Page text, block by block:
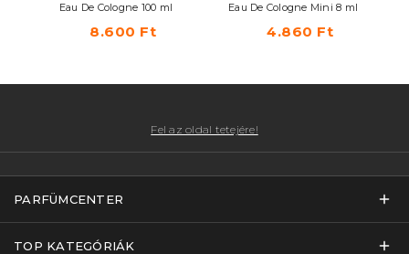
Eau De Cologne 100 ml
8.600 Ft
Eau De Cologne Mini 8 ml
4.860 Ft
Fel az oldal tetejére!
PARFÜMCENTER
TOP KATEGÓRIÁK